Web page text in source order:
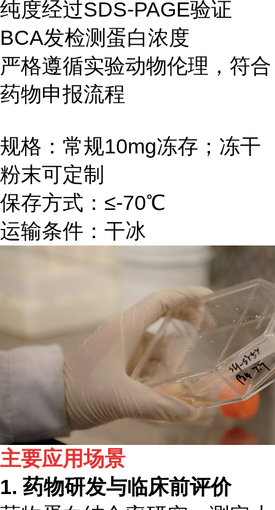
纯度经过SDS-PAGE验证
BCA发检测蛋白浓度
严格遵循实验动物伦理，符合
药物申报流程
规格：常规10mg冻存；冻干
粉末可定制
保存方式：≤-70℃
运输条件：干冰
主要应用场景
1. 药物研发与临床前评价